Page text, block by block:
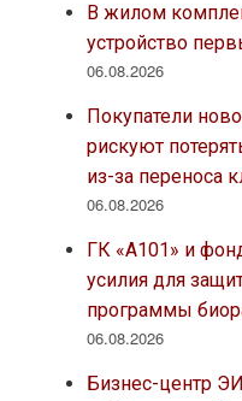
В жилом
устройство
06.08.2026
Покупатели
рискуют
из-за переноса
06.08.2026
ГК «А101» и
усилия для
программы
06.08.2026
Бизнес-центр